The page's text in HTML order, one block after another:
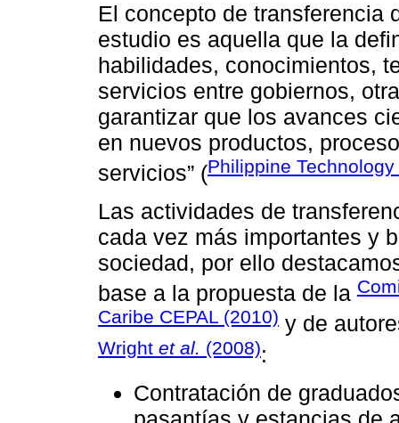
El concepto de transferencia
estudio es aquella que la
habilidades, conocimientos,
servicios entre gobiernos,
garantizar que los avances
en nuevos productos,
servicios” (Philippine
Las actividades de
cada vez más importantes y
sociedad, por ello
base a la propuesta de la
Caribe CEPAL (2010) y de
Wright et al. (2008):
Contratación de